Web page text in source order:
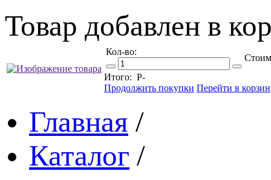
Товар добавлен в
Кол-во:
Итого: Р-
Продолжить покупки Перейти в
Главная /
Каталог /